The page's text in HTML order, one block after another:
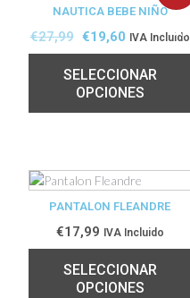
TA!
NAUTICA BEBE NIÑO
€27,99 €19,60 IVA Incluido
SELECCIONAR
OPCIONES
PANTALON FLEANDRE
€17,99 IVA Incluido
SELECCIONAR
OPCIONES